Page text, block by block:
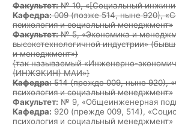
Факультет:№ 10, «[Социальный
Кафедра:009(позже 514, ныне 920),
психология и социальный менеджмент»
Факультет:№ 5, «Экономика и
высокотехнологичной индустрии»
и менеджмент»)
{так называемый «Инженерно-
(ИНЖЭКИН) МАИ»}
Кафедра:514(прежде 009, ныне 920),
психология и социальный менеджмент»
Факультет: № 9, «Общеинженерная
Кафедра: 920 (прежде 009, 514),
психология и социальный менеджмент»